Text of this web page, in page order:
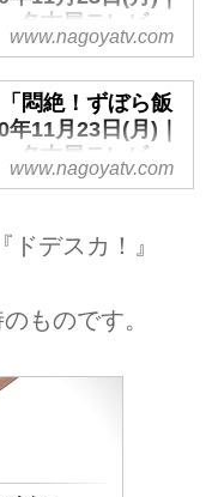
- 名古屋テレビ
www.nagoyatv.com
悶絶！ずぼら飯
年11月23日(月)｜
- 名古屋テレビ
www.nagoyatv.com
デスカ！』
ものです。